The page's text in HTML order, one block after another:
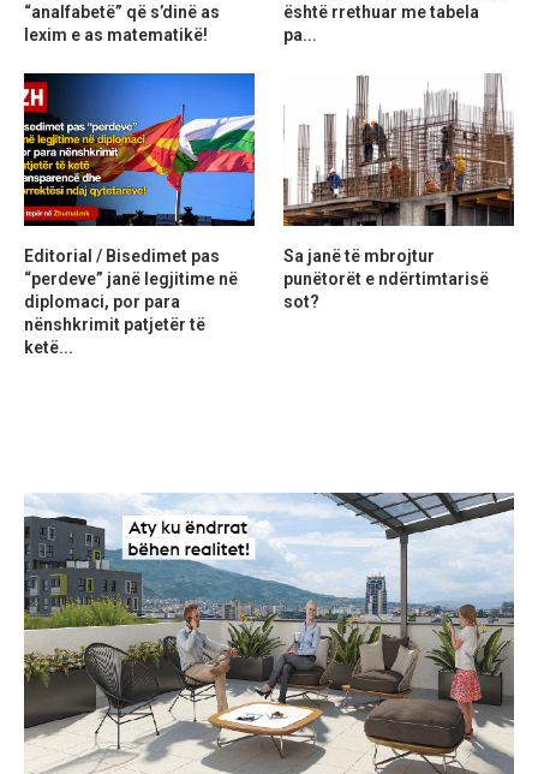
“analfabetë” që s’dinë as
lexim e as matematikë!
është rrethuar me tabela
pa...
Editorial / Bisedimet pas
“perdeve” janë legjitime në
diplomaci, por para
nënshkrimit patjetër të
ketë...
Sa janë të mbrojtur
punëtorët e ndërtimtarisë
sot?